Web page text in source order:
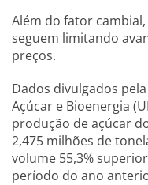
Além do fator
seguem limitando
preços.
Dados divulgados
Açúcar e Bioenergia
produção de açúcar
2,475 milhões de
volume 55,3%
período do ano